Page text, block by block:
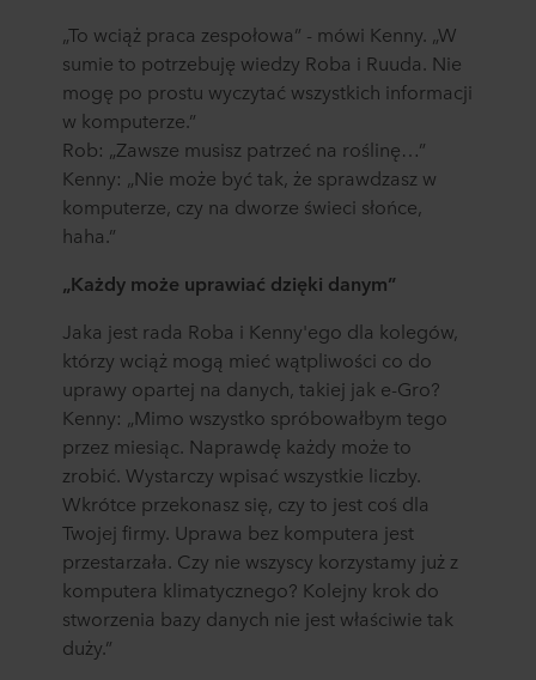
administratorem Twoim danych osobowych.
„To wciąż praca zespołowa” - mówi Kenny. „W
sumie to potrzebuję wiedzy Roba i Ruuda. Nie
mogę po prostu wyczytać wszystkich informacji
w komputerze.”
Rob: „Zawsze musisz patrzeć na roślinę…”
Kenny: „Nie może być tak, że sprawdzasz w
komputerze, czy na dworze świeci słońce,
haha.”
„Każdy może uprawiać dzięki danym”
Jaka jest rada Roba i Kenny'ego dla kolegów,
którzy wciąż mogą mieć wątpliwości co do
uprawy opartej na danych, takiej jak e-Gro?
Kenny: „Mimo wszystko spróbowałbym tego
przez miesiąc. Naprawdę każdy może to
zrobić. Wystarczy wpisać wszystkie liczby.
Wkrótce przekonasz się, czy to jest coś dla
Twojej firmy. Uprawa bez komputera jest
przestarzała. Czy nie wszyscy korzystamy już z
komputera klimatycznego? Kolejny krok do
stworzenia bazy danych nie jest właściwie tak
duży.”